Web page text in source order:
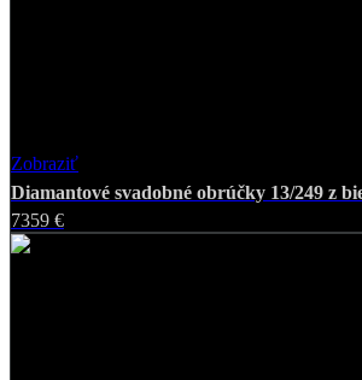
Zobraziť
Diamantové svadobné obrúčky 13/249 z
7359 €